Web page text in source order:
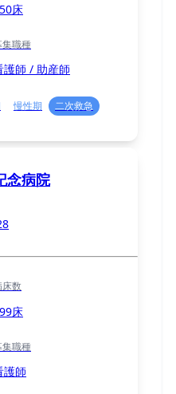
床
集職種
護師 / 助産師
慢性期
二次救急
念病院
数
床
集職種
護師